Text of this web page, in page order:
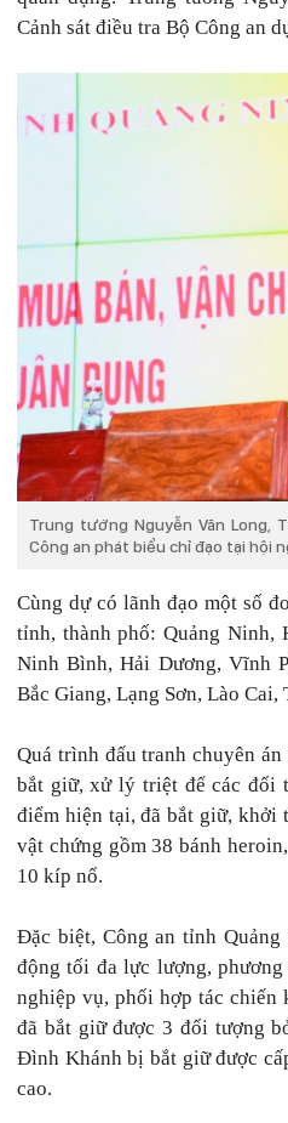
Cảnh sát điều tra Bộ Công an
Trung tướng Nguyễn Văn Long,
Công an phát biểu chỉ đạo tại hội
Cùng dự có lãnh đạo một số
tỉnh, thành phố: Quảng Ninh,
Ninh Bình, Hải Dương, Vĩnh
Bắc Giang, Lạng Sơn, Lào
Quá trình đấu tranh chuyên
bắt giữ, xử lý triệt để các đối
điểm hiện tại, đã bắt giữ,
vật chứng gồm 38 bánh
10 kíp nổ.
Đặc biệt, Công an tỉnh
động tối đa lực lượng,
nghiệp vụ, phối hợp tác
đã bắt giữ được 3 đối tượng
Đình Khánh bị bắt giữ được
cao.